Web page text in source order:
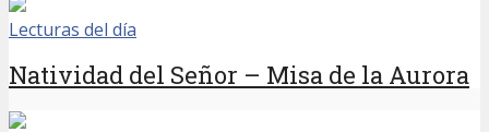
Lecturas del día
Natividad del Señor – Misa de la Aurora